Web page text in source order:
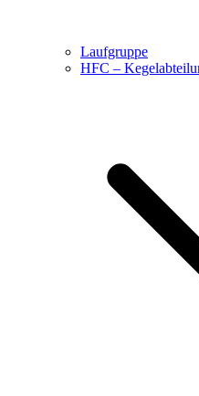
Laufgruppe
HFC –